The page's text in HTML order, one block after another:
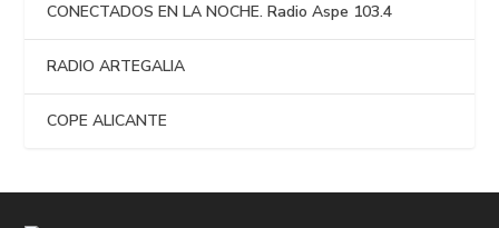
CONECTADOS EN LA NOCHE. Radio Aspe 103.4
RADIO ARTEGALIA
COPE ALICANTE